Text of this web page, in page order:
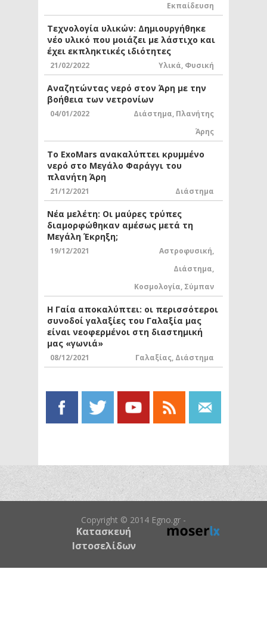
Εκπαίδευση
Τεχνολογία υλικών: Δημιουργήθηκε
νέο υλικό που μοιάζει με λάστιχο και
έχει εκπληκτικές ιδιότητες
21/02/2022 Υλικά, Φυσική
Αναζητώντας νερό στον Άρη με την
βοήθεια των νετρονίων
04/01/2022 Διάστημα, Πλανήτης
Άρης
Το ExoMars ανακαλύπτει κρυμμένο
νερό στο Μεγάλο Φαράγγι του
πλανήτη Άρη
21/12/2021 Διάστημα
Νέα μελέτη: Οι μαύρες τρύπες
διαμορφώθηκαν αμέσως μετά τη
Μεγάλη Έκρηξη;
19/12/2021 Αστροφυσική,
Διάστημα,
Κοσμολογία, Σύμπαν
Η Γαία αποκαλύπτει: οι περισσότεροι
συνοδοί γαλαξίες του Γαλαξία μας
είναι νεοφερμένοι στη διαστημική
μας «γωνιά»
08/12/2021 Γαλαξίας, Διάστημα
Copyright © 2014 Egno.gr -
Κατασκευή
Ιστοσελίδων